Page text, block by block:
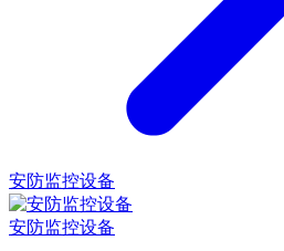
安防监控设备
安防监控设备